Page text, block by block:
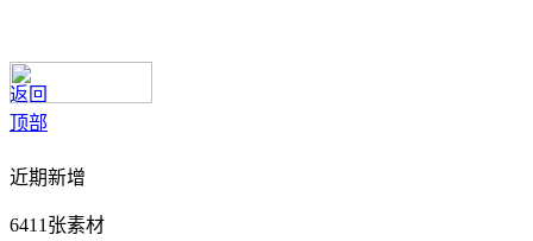
返回
顶部
近期新增
6411张素材